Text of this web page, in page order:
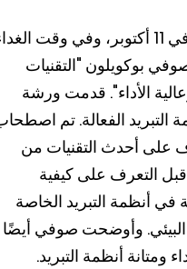
لكنها لم تتوقف عند هذا الحد. في 11 أكتوبر، وفي وقت الغداء
بوكويلون "التقنيات
الأداء". قدمت ورشة
الفعالة. تم اصطحاب
أحدث التقنيات من
على كيفية
التبريد الخاصة
وأوضحت صوفي أيضًا
أنظمة التبريد.